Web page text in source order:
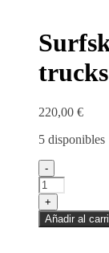
220,00 €
5 disponibles
Surfskate
with
BURI
trucks
-
-
+
Añadir al